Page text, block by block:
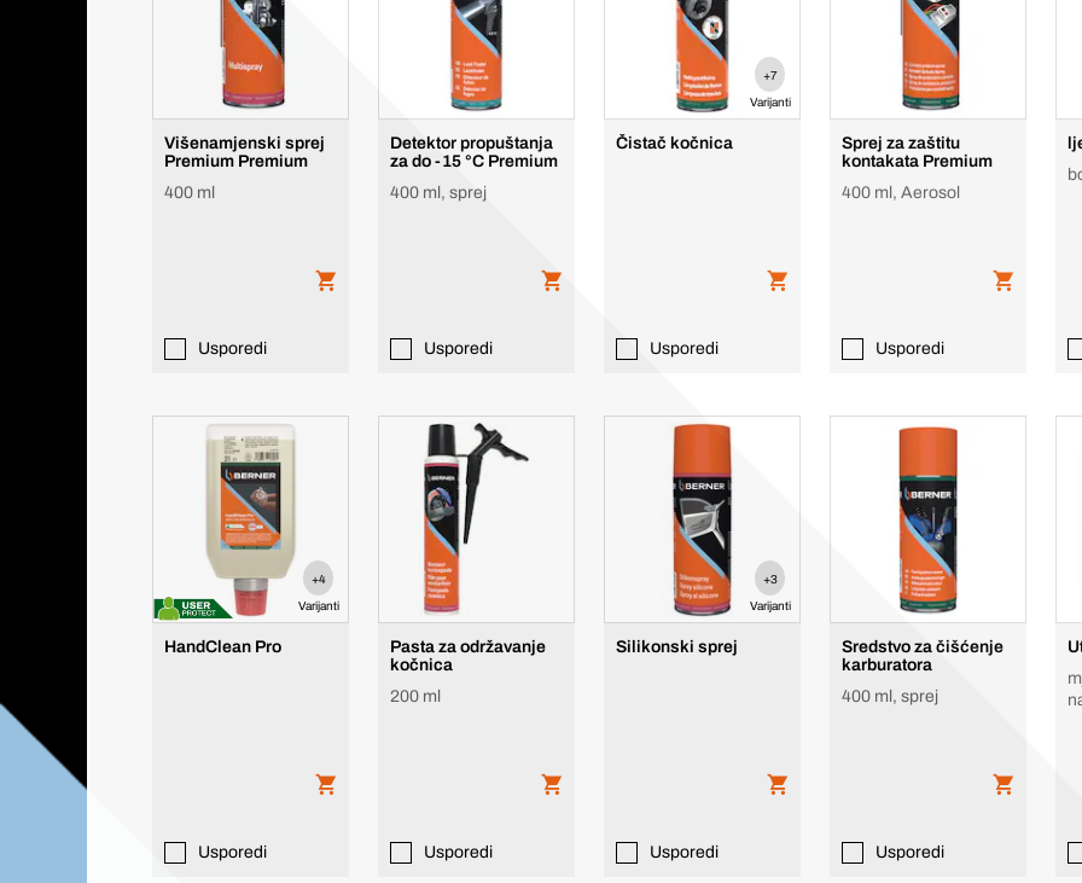
Višenamjenski sprej
Premium Premium
400 ml
Usporedi
Detektor propuštanja
za do -15 °C Premium
400 ml, sprej
Usporedi
+7
Varijanti
Čistač kočnica
Usporedi
Sprej za zaštitu
kontakata Premium
400 ml, Aerosol
Usporedi
+4
Varijanti
HandClean Pro
Usporedi
Pasta za održavanje
kočnica
200 ml
Usporedi
+3
Varijanti
Silikonski sprej
Usporedi
Sredstvo za čišćenje
karburatora
400 ml, sprej
Usporedi